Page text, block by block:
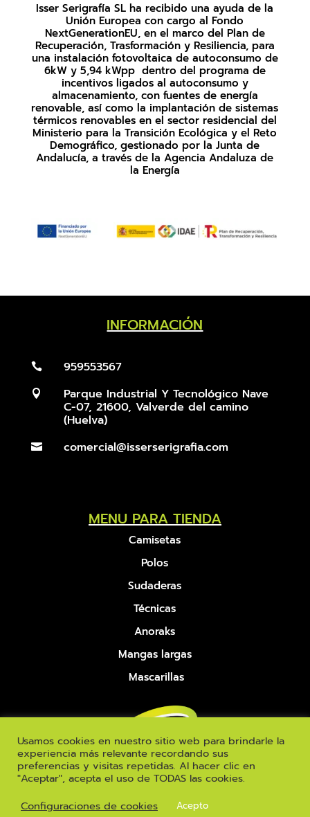
Isser Serigrafía SL ha recibido una ayuda de la
Unión Europea con cargo al Fondo
NextGenerationEU, en el marco del Plan de
Recuperación, Trasformación y Resiliencia, para
una instalación fotovoltaica de autoconsumo de
6kW y 5,94 kWpp dentro del programa de
incentivos ligados al autoconsumo y
almacenamiento, con fuentes de energía
renovable, así como la implantación de sistemas
térmicos renovables en el sector residencial del
Ministerio para la Transición Ecológica y el Reto
Demográfico, gestionado por la Junta de
Andalucía, a través de la Agencia Andaluza de
la Energía
INFORMACIÓN
 959553567
 Parque Industrial Y Tecnológico Nave
C-07, 21600, Valverde del camino
(Huelva)
 comercial@isserserigrafia.com
MENU PARA TIENDA
Camisetas
Polos
Sudaderas
Técnicas
Anoraks
Mangas largas
Mascarillas
©INIZIO2026 | DERECHOS RESERVADOS |
Usamos cookies en nuestro sitio web para brindarle la
experiencia más relevante recordando sus
preferencias y visitas repetidas. Al hacer clic en
"Aceptar", acepta el uso de TODAS las cookies.
Configuraciones de cookies
Acepto